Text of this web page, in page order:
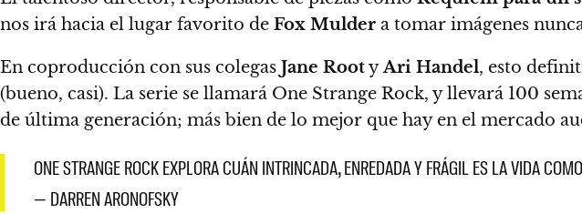
nos irá hacia el lugar favorito de Fox Mulder a tomar imágenes
En coproducción con sus colegas Jane RootyAri Handel, esto
(bueno, casi). La serie se llamará One Strange Rock, y llevará 100
de última generación; más bien de lo mejor que hay en el mercado
ONE STRANGE ROCK EXPLORA CUÁN INTRINCADA, ENREDADA Y FRÁGIL ES LA VIDA
— DARREN ARONOFSKY